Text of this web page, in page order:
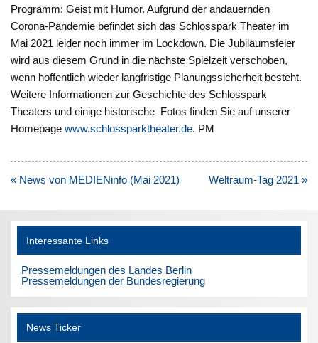
Programm: Geist mit Humor. Aufgrund der andauernden
Corona-Pandemie befindet sich das Schlosspark Theater im
Mai 2021 leider noch immer im Lockdown. Die Jubiläumsfeier
wird aus diesem Grund in die nächste Spielzeit verschoben,
wenn hoffentlich wieder langfristige Planungssicherheit besteht.
Weitere Informationen zur Geschichte des Schlosspark
Theaters und einige historische Fotos finden Sie auf unserer
Homepagewww.schlossparktheater.de. PM
Beitragsnavigation
« News von MEDIENinfo (Mai 2021) Weltraum-Tag 2021 »
Interessante Links
Pressemeldungen des Landes Berlin
Pressemeldungen der Bundesregierung
News Ticker